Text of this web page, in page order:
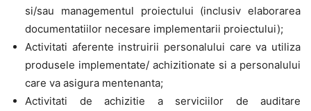
si/sau managementul proiectului (inclusiv elaborarea
documentatiilor necesare implementarii proiectului);
Activitati aferente instruirii personalului care va utiliza
produsele implementate/ achizitionate si a personalului
care va asigura mentenanta;
Activitati de achizitie a serviciilor de auditare